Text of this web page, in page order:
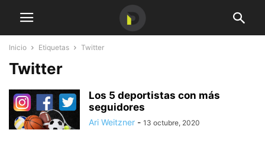
Inicio Etiquetas Twitter
Twitter
Los 5 deportistas con más
seguidores
Ari Weitzner - 13 octubre, 2020